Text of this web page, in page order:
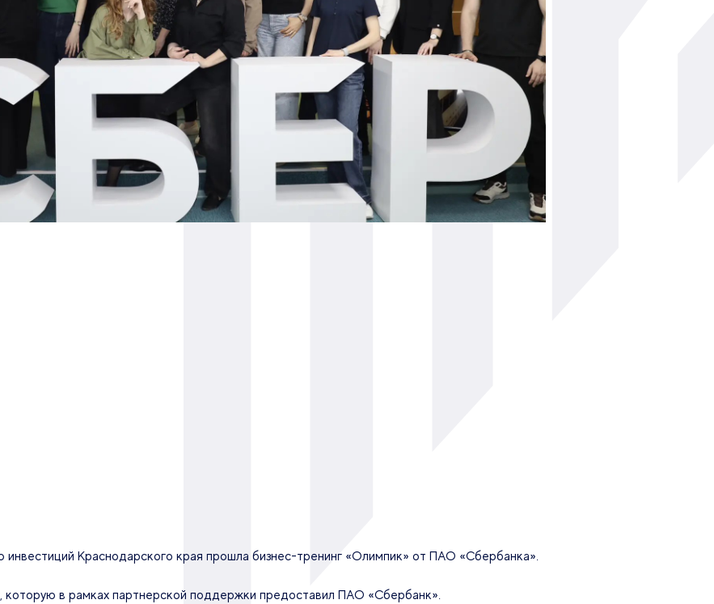
инвестиций Краснодарского края прошла бизнес-тренинг «Олимпик» от ПАО «Сбербанка».
в рамках партнерской поддержки предоставил ПАО «Сбербанк».